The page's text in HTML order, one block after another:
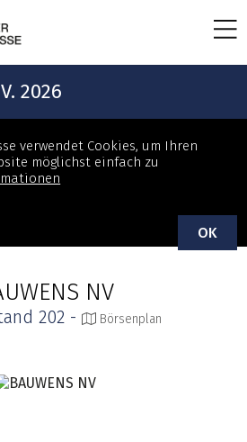
2026
verwendet Cookies, um Ihren
möglichst einfach zu
OK
NV
202 - Börsenplan